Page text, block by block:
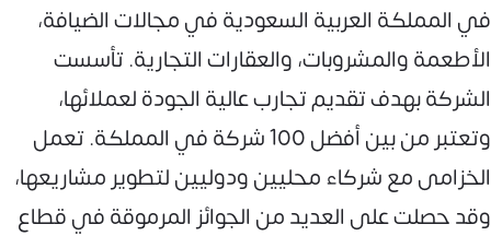
في المملكة العربية السعودية في مجالات الضيافة،
الأطعمة والمشروبات، والعقارات التجارية. تأسست
الشركة بهدف تقديم تجارب عالية الجودة لعملائها،
وتعتبر من بين أفضل 100 شركة في المملكة. تعمل
الخزامى مع شركاء محليين ودوليين لتطوير مشاريعها،
وقد حصلت على العديد من الجوائز المرموقة في قطاع